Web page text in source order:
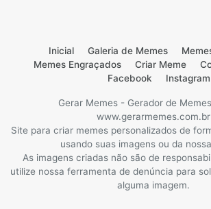
Inicial Galeria de Memes
Memes Engraçados
Criar Meme
Facebook
Instagram
Gerar Memes - Gerador de
www.gerarmemes.com.br
Site para criar memes personalizados de
usando suas imagens ou da
As imagens criadas não são de
utilize nossa ferramenta de denúncia para
alguma imagem.